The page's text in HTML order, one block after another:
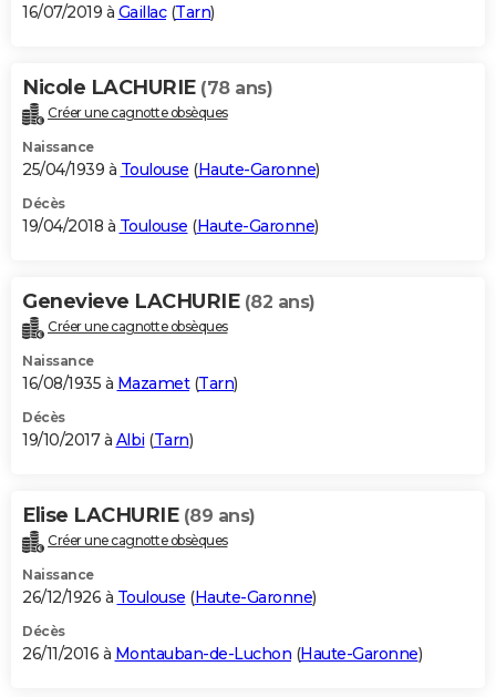
16/07/2019 à Gaillac(Tarn)
Nicole LACHURIE (78 ans)
Créer une cagnotte obsèques
Naissance
25/04/1939 à Toulouse (Haute-Garonne)
Décès
19/04/2018 à Toulouse (Haute-Garonne)
Genevieve LACHURIE (82 ans)
Créer une cagnotte obsèques
Naissance
16/08/1935 à Mazamet(Tarn)
Décès
19/10/2017 à Albi (Tarn)
Elise LACHURIE (89 ans)
Créer une cagnotte obsèques
Naissance
26/12/1926 à Toulouse (Haute-Garonne)
Décès
26/11/2016 à Montauban-de-Luchon (Haute-Garonne)